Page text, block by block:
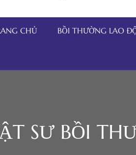
CHỦ BỒI THƯỜNG LAO
SƯ BỒI